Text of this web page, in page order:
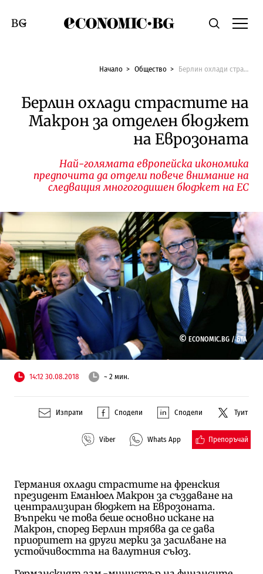
Economic.bgТърсене
Смяна на език
Начало Общество Берлин охлади страстите на Макрон за отделен бюджет на Еврозоната
Берлин охлади страстите на
Макрон за отделен бюджет
на Еврозоната
Най-голямата европейска икономика
предпочита да отдели повече внимание на
следващия многогодишен бюджет на ЕС
© ECONOMIC.BG /БТА
14:12 30.08.2018 ~ 2 мин.
Изпрати Сподели Сподели Туит
Viber Whats App Препоръчай
Германия охлади страстите на френския
президент Еманюел Макрон за създаване на
централизиран бюджет на Еврозоната.
Въпреки че това беше основно искане на
Макрон, според Берлин трябва да се дава
приоритет на други мерки за засилване на
устойчивостта на валутния съюз.